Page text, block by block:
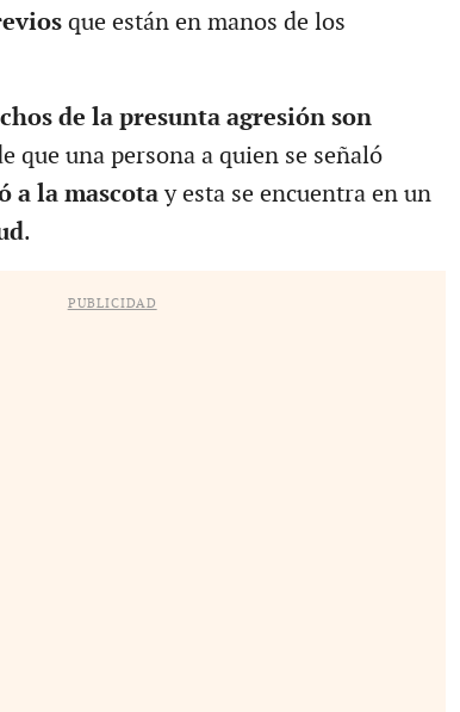
que están en manos de los
de la presunta agresión son
que una persona a quien se señaló
a la mascotay esta se encuentra en un
.
PUBLICIDAD